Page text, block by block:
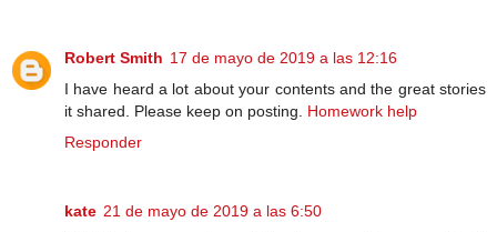
Robert Smith 17 de mayo de 2019 a las 12:16
I have heard a lot about your contents and the great stories
it shared. Please keep on posting. Homework help
Responder
kate 21 de mayo de 2019 a las 6:50